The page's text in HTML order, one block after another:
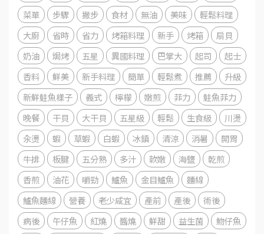
菜單
步驟 撇步 食材 無油 美味
輕鬆料理
大廚
省時 省力 烤箱料理 新手 烤箱
扇貝
奶油
焗烤 五星 異國料理 巴掌大 起司
起士
香料
鮮美 新手料理 簡單 輕鬆煮 推薦
升級
新鮮鮭魚樣子
義式 檸檬 嫩煎 菲力
鮭魚菲力
晚餐
干貝 大干貝 五星級 輕鬆 生食級
川燙
汆燙
蝦 草蝦 白蝦 冰鎮 清涼 消暑
開胃
牛排
板腱 五分熟 多汁 軟嫩 海鹽
乾煎
香煎
油花 嚼勁 鱸魚 金目鱸魚
麵線
鱸魚麵線
營養 老少咸宜 產前 產後
術後
病後
午仔魚 紅燒 醬燒 鮮甜 益生菌
魩仔魚